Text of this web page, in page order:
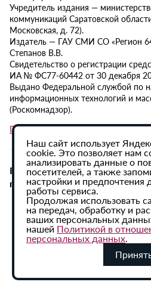
Учредитель издания —
коммуникаций Саратовской
Московская, д. 72).
Издатель — ГАУ СМИ СО «Регион
Степанов В.В.
Свидетельство о регистрации
ИА № ФС77-60442 от 30 декабря
Выдано Федеральной службой по
информационных технологий и
(Роскомнадзор).
Политика в отношении обработки
При использовании материалов
гиперссылка на ИА «Регион
Наш сайт использует
cookie. Это позволяет нам
анализировать данные о
посетителей, а также
настройки и предпочтения
работы сервиса.
Продолжая использовать
на передач, обработку и
ваших персональных
нашей Политикой в
персональных данных.